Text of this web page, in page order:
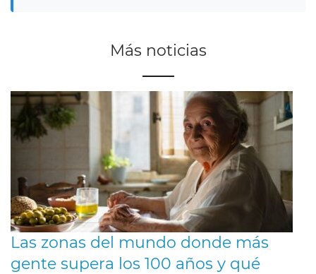
Más noticias
Las zonas del mundo donde más
gente supera los 100 años y qué